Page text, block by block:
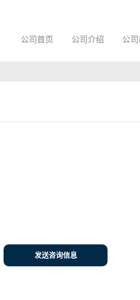
公司首页 公司介绍 公
发送咨询信息